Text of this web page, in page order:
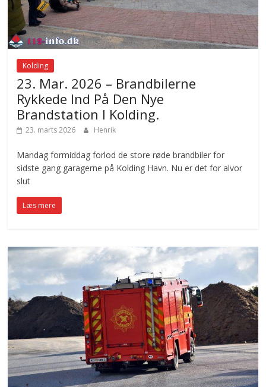
Kolding
23. Mar. 2026 – Brandbilerne
Rykkede Ind På Den Nye
Brandstation I Kolding.
23. marts 2026 Henrik
Mandag formiddag forlod de store røde brandbiler for
sidste gang garagerne på Kolding Havn. Nu er det for alvor
slut
Læs mere